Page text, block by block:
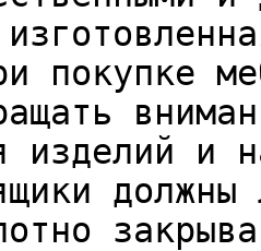
покупке
изделий и